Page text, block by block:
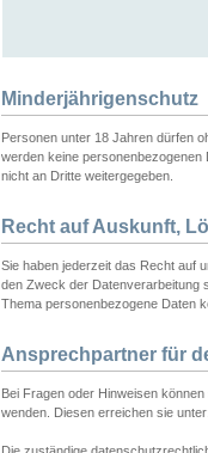
Minderjährigenschutz
Personen unter 18 Jahren dürfen
werden keine personenbezogenen
nicht an Dritte weitergegeben.
Recht auf Auskunft,
Sie haben jederzeit das Recht auf
den Zweck der Datenverarbeitung
Thema personenbezogene Daten
Ansprechpartner für
Bei Fragen oder Hinweisen
wenden. Diesen erreichen sie unter: